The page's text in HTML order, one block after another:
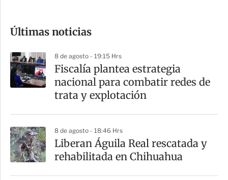
m
a
r
t
Últimas noticias
8 de agosto - 19:15 Hrs
Fiscalía plantea estrategia
nacional para combatir redes de
trata y explotación
8 de agosto - 18:46 Hrs
Liberan Águila Real rescatada y
rehabilitada en Chihuahua